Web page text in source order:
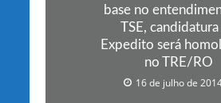
base no
TSE,
Expedito será
no TRE/RO
16 de julho de